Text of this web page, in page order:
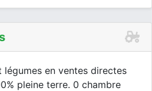
en ventes directes
pleine terre. 0 chambre